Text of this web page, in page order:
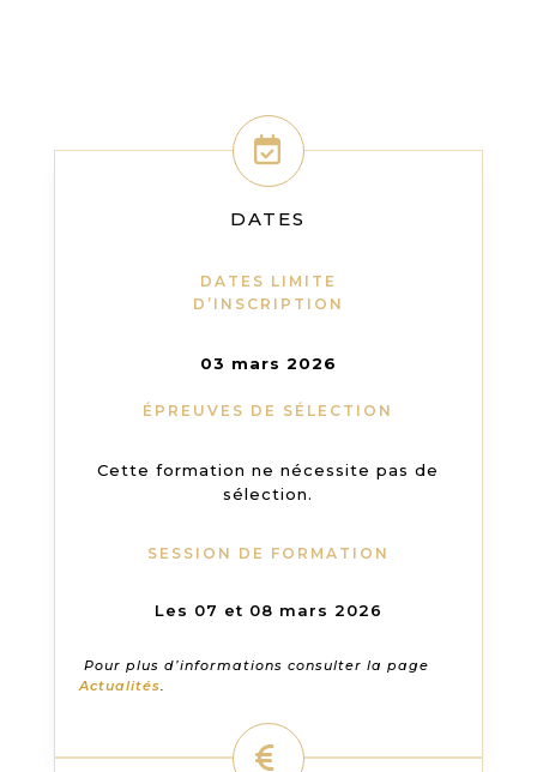
DATES
DATES LIMITE
D’INSCRIPTION
03 mars 2026
ÉPREUVES DE SÉLECTION
Cette formation ne nécessite pas de
sélection.
SESSION DE FORMATION
Les 07 et 08 mars 2026
Pour plus d’informations consulter la page
Actualités.